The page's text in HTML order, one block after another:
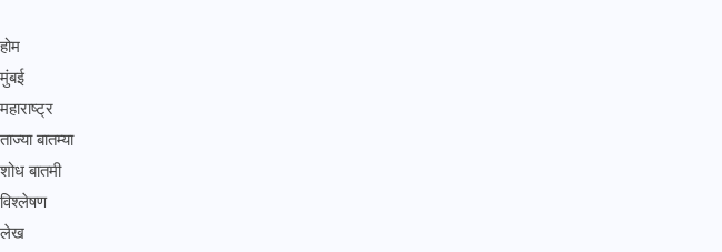
होम
मुंबई
महाराष्ट्र
ताज्या बातम्या
शोध बातमी
विश्लेषण
लेख